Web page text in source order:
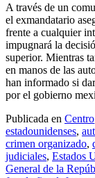
A través de un
el exmandatario
frente a cualquier
impugnará la
superior. Mientras
en manos de las
han informado si
por el gobierno
Publicada en Centro
estadounidenses,
crimen organizado,
judiciales, Estados
General de la